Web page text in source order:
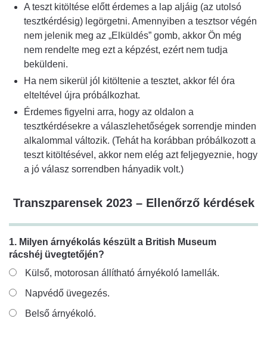
A teszt kitöltése előtt érdemes a lap aljáig (az utolsó
tesztkérdésig) legörgetni. Amennyiben a tesztsor végén
nem jelenik meg az „Elküldés” gomb, akkor Ön még
nem rendelte meg ezt a képzést, ezért nem tudja
beküldeni.
Ha nem sikerül jól kitöltenie a tesztet, akkor fél óra
elteltével újra próbálkozhat.
Érdemes figyelni arra, hogy az oldalon a
tesztkérdésekre a válaszlehetőségek sorrendje minden
alkalommal változik. (Tehát ha korábban próbálkozott a
teszt kitöltésével, akkor nem elég azt feljegyeznie, hogy
a jó válasz sorrendben hányadik volt.)
Transzparensek 2023 – Ellenőrző kérdések
1. Milyen árnyékolás készült a British Museum
rácshéj üvegtetőjén?
Külső, motorosan állítható árnyékoló lamellák.
Napvédő üvegezés.
Belső árnyékoló.